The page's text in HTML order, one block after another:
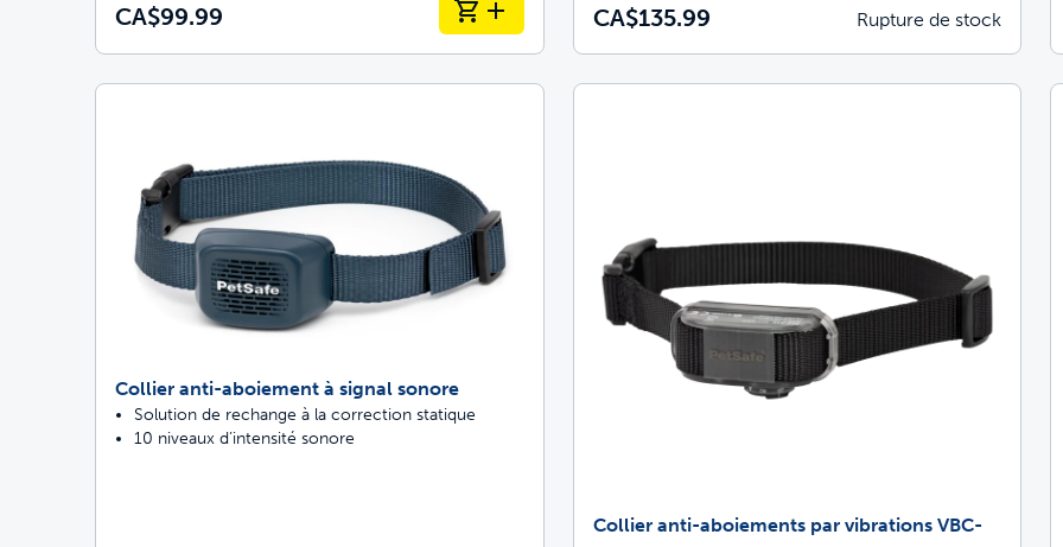
CA$99.99 CA$135.99 Rupture de stock
Collier anti-aboiement à signal sonore
Solution de rechange à la correction statique
10 niveaux d’intensité sonore
Collier anti-aboiements par vibrations VBC-